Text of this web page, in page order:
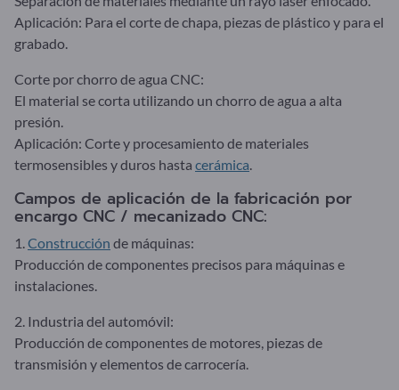
Aplicación: Para el corte de chapa, piezas de plástico y para el
grabado.
Corte por chorro de agua CNC:
El material se corta utilizando un chorro de agua a alta
presión.
Aplicación: Corte y procesamiento de materiales
termosensibles y duros hasta cerámica.
Campos de aplicación de la fabricación por
encargo CNC / mecanizado CNC:
1.Construcción de máquinas:
Producción de componentes precisos para máquinas e
instalaciones.
2. Industria del automóvil:
Producción de componentes de motores, piezas de
transmisión y elementos de carrocería.